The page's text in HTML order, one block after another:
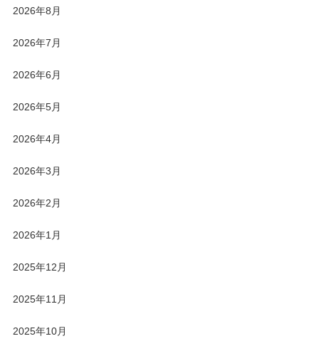
2026年8月
2026年7月
2026年6月
2026年5月
2026年4月
2026年3月
2026年2月
2026年1月
2025年12月
2025年11月
2025年10月